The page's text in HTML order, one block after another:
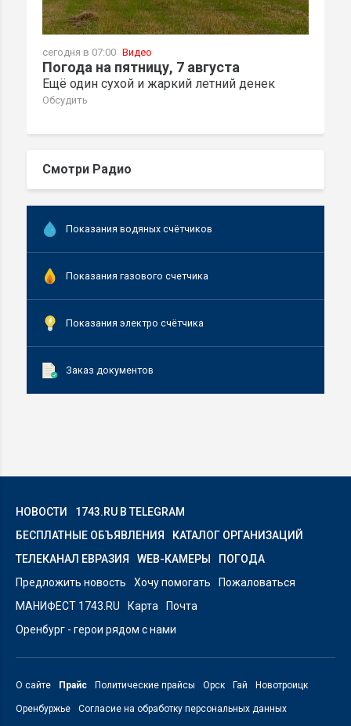
сегодня в 07:00 Видео
Погода на пятницу, 7 августа
Ещё один сухой и жаркий летний денек
Обсудить
Смотри Радио
Показания водяных счётчиков
Показания газового счетчика
Показания электро счётчика
Заказ документов
НОВОСТИ
1743.RU В TELEGRAM
БЕСПЛАТНЫЕ ОБЪЯВЛЕНИЯ
КАТАЛОГ ОРГАНИЗАЦИЙ
ТЕЛЕКАНАЛ ЕВРАЗИЯ
WEB-КАМЕРЫ
ПОГОДА
Предложить новость
Хочу помогать
Пожаловаться
МАНИФЕСТ 1743.RU
Карта
Почта
Оренбург - герои рядом с нами
О сайте Прайс Политические прайсы Орск Гай Новотроицк
Оренбуржье Согласие на обработку персональных данных